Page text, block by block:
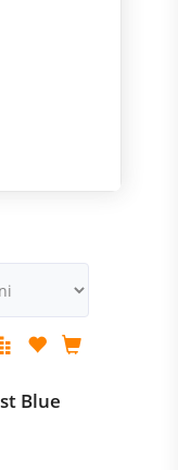
Blue